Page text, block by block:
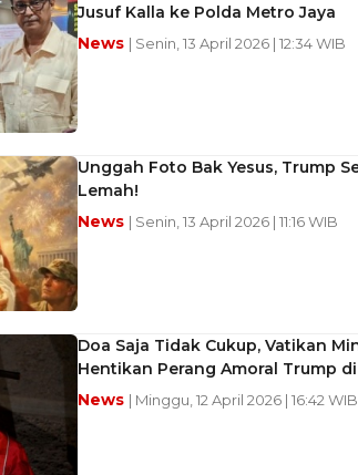
Jusuf Kalla ke Polda Metro Jaya
News | Senin, 13 April 2026 | 12:34 WIB
Unggah Foto Bak Yesus, Trump
Lemah!
News | Senin, 13 April 2026 | 11:16 WIB
Doa Saja Tidak Cukup, Vatikan
Hentikan Perang Amoral Trump
News | Minggu, 12 April 2026 | 16:42 WIB